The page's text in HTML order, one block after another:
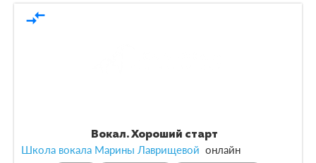
compare_arrows
Вокал. Хороший старт
Школа вокала Марины Лаврищевой онлайн